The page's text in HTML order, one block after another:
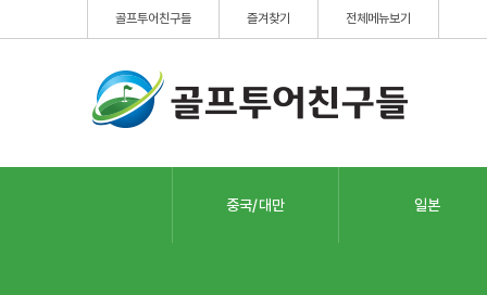
골프투어친구들 즐겨찾기 전체메뉴보기
중국/대만 일본